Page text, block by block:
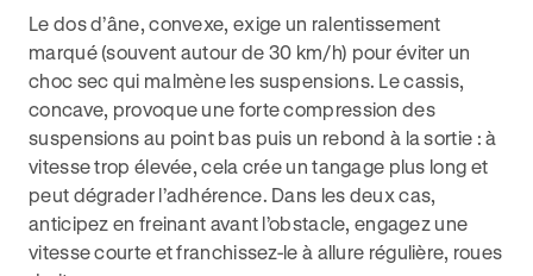
Le dos d’âne, convexe, exige un ralentissement
marqué (souvent autour de 30 km/h) pour éviter un
choc sec qui malmène les suspensions. Le cassis,
concave, provoque une forte compression des
suspensions au point bas puis un rebond à la sortie : à
vitesse trop élevée, cela crée un tangage plus long et
peut dégrader l’adhérence. Dans les deux cas,
anticipez en freinant avant l’obstacle, engagez une
vitesse courte et franchissez-le à allure régulière, roues